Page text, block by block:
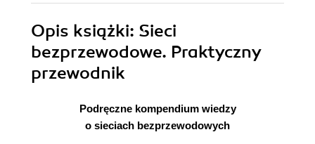
Opis książki: Sieci
bezprzewodowe. Praktyczny
przewodnik
Podręczne kompendium wiedzy
o sieciach bezprzewodowych